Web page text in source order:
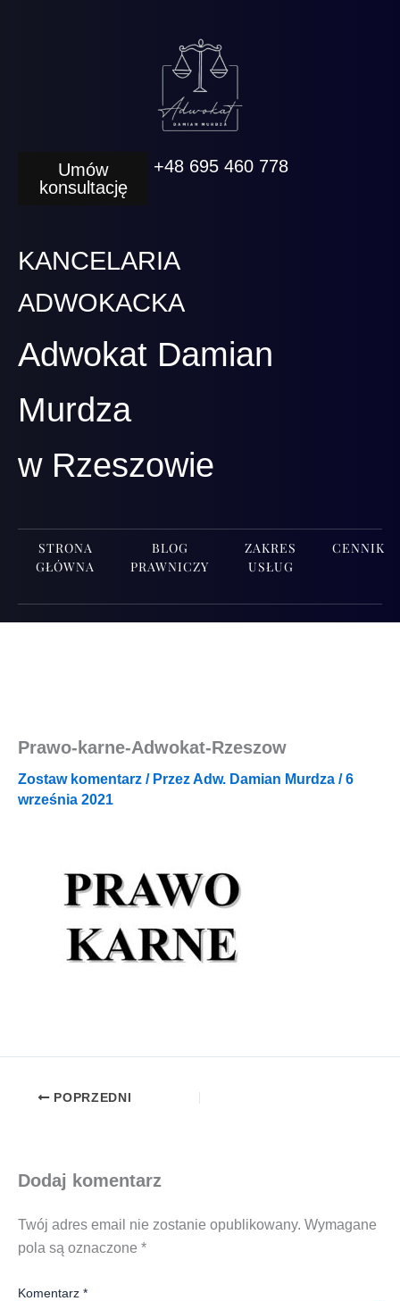
Umów
konsultację
+48 695 460 778
KANCELARIA
ADWOKACKA
Adwokat Damian
Murdza
w Rzeszowie
STRONA
GŁÓWNA
BLOG
PRAWNICZY
ZAKRES
USŁUG
CENNIK
Prawo-karne-Adwokat-Rzeszow
Zostaw komentarz / PrzezAdw. Damian Murdza /6
września 2021
POPRZEDNI
Dodaj komentarz
Twój adres email nie zostanie opublikowany. Wymagane
pola są oznaczone *
Komentarz *